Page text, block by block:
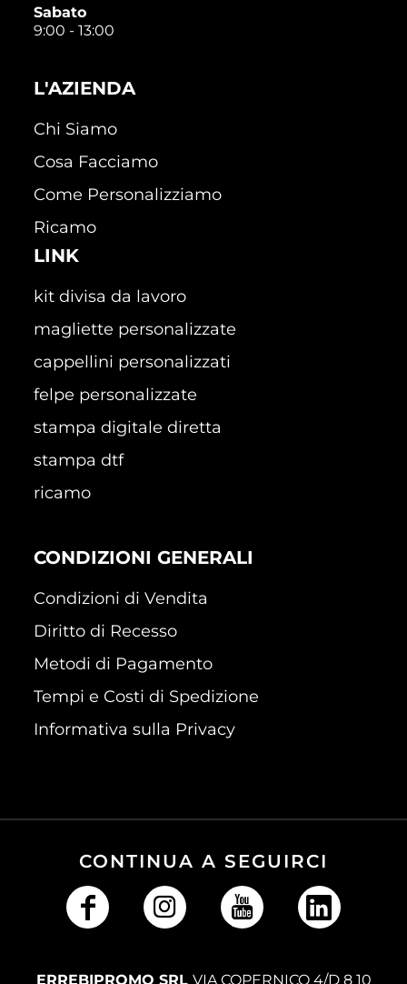
Sabato
9:00 - 13:00
L'AZIENDA
Chi Siamo
Cosa Facciamo
Come Personalizziamo
Ricamo
LINK
kit divisa da lavoro
magliette personalizzate
cappellini personalizzati
felpe personalizzate
stampa digitale diretta
stampa dtf
ricamo
CONDIZIONI GENERALI
Condizioni di Vendita
Diritto di Recesso
Metodi di Pagamento
Tempi e Costi di Spedizione
Informativa sulla Privacy
CONTINUA A SEGUIRCI
ERREBIPROMO SRL VIA COPERNICO 4/D 8 10